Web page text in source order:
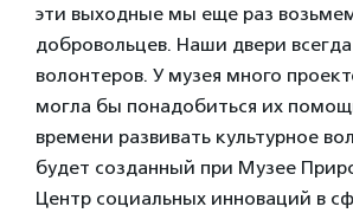
эти выходные мы еще раз
добровольцев. Наши двери
волонтеров. У музея много
могла бы понадобиться их
времени развивать культурное
будет созданный при Музее
Центр социальных инноваций в